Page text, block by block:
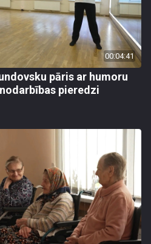
00:04:41
pāris ar humoru
pieredzi